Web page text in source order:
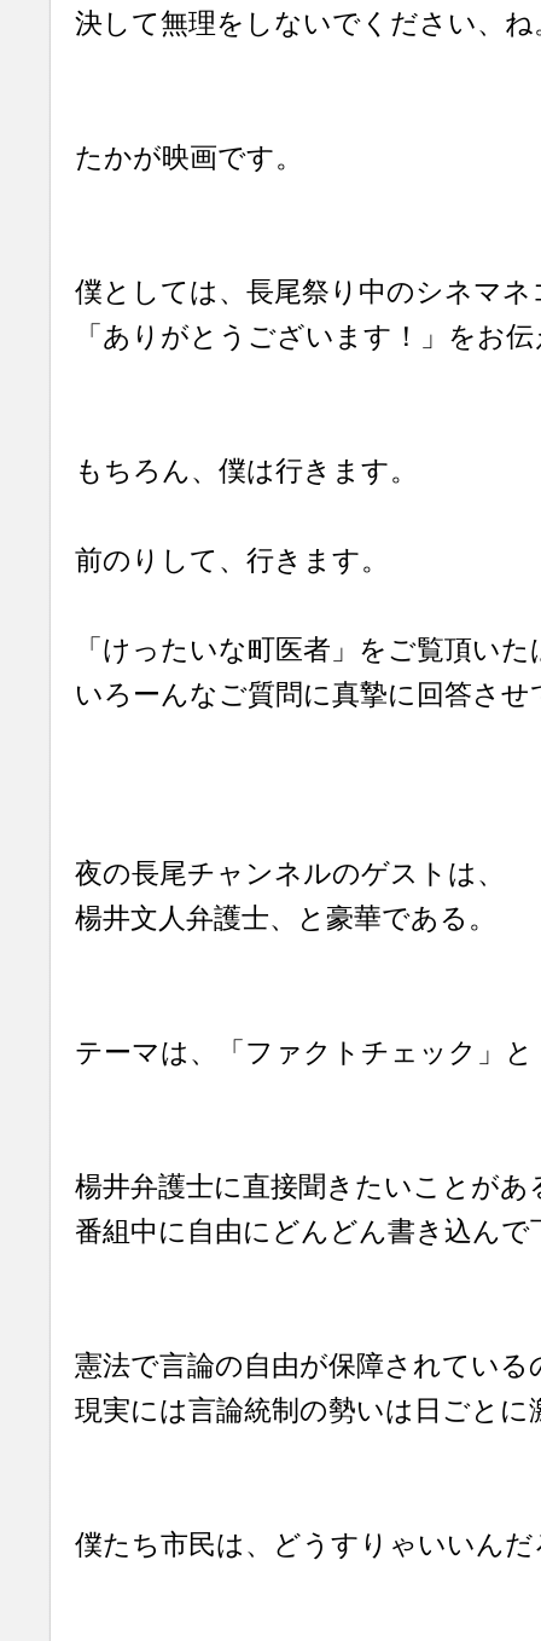
決して無理をしないでください、ね
たかが映画です。
僕としては、長尾祭り中のシネマネ
「ありがとうございます！」をお
もちろん、僕は行きます。
前のりして、行きます。
「けったいな町医者」をご覧頂い
いろーんなご質問に真摯に回答させ
夜の長尾チャンネルのゲストは、
楊井文人弁護士、と豪華である。
テーマは、「ファクトチェック」と
楊井弁護士に直接聞きたいことがあ
番組中に自由にどんどん書き込んで
憲法で言論の自由が保障されている
現実には言論統制の勢いは日ごとに
僕たち市民は、どうすりゃいいん